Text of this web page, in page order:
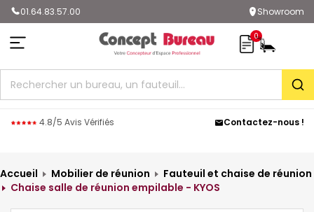
01.64.83.57.00 Showroom
0
4.8/5 Avis Vérifiés Contactez-nous !
Accueil Mobilier de réunion
Fauteuil et chaise de réunion
Chaise salle de réunion empilable - KYOS